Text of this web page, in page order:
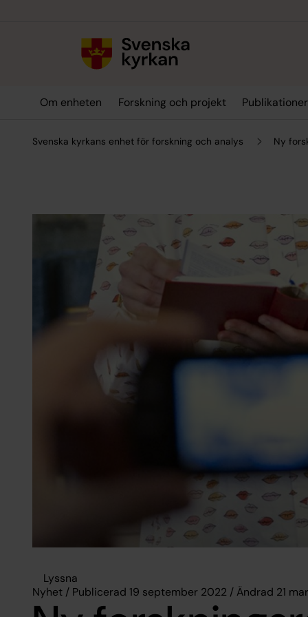
Om enheten Forskning och projekt Publikationer
Svenska kyrkans enhet för forskning och analys Ny
Lyssna
Nyhet / Publicerad 19 september 2022 / Ändrad 21